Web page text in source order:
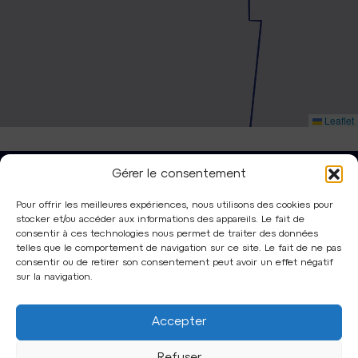
Gérer le consentement
Pour offrir les meilleures expériences, nous utilisons des cookies pour
stocker et/ou accéder aux informations des appareils. Le fait de
consentir à ces technologies nous permet de traiter des données
telles que le comportement de navigation sur ce site. Le fait de ne pas
consentir ou de retirer son consentement peut avoir un effet négatif
sur la navigation.
Accepter
Leaflet
Qui sommes-nous ?
Territoire
Expertises
Pourquoi nous rejoindre ?
Marchés publics